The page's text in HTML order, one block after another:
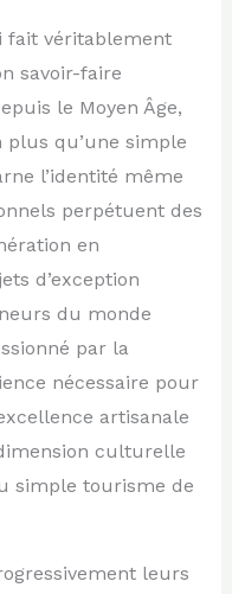
fait véritablement
savoir-faire
le Moyen Âge,
qu’une simple
l’identité même
perpétuent des
en
d’exception
du monde
par la
nécessaire pour
artisanale
culturelle
simple tourisme de
leurs